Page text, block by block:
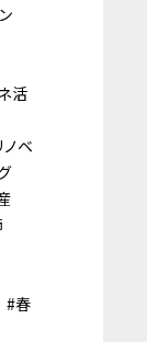
活
ノベ
春